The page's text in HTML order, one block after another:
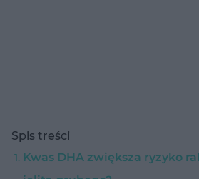
Spis treści
Kwas DHA zwiększa ryzyko